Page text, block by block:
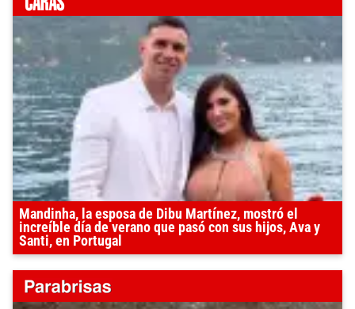
Mandinha, la esposa de Dibu Martínez, mostró el
increíble día de verano que pasó con sus hijos, Ava y
Santi, en Portugal